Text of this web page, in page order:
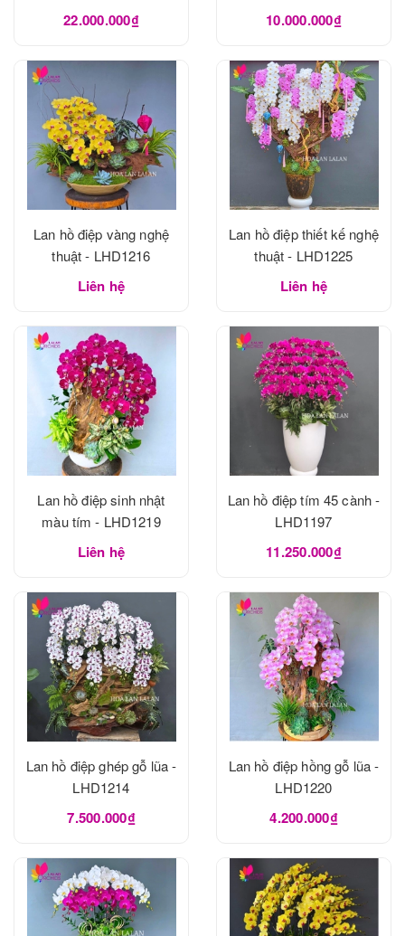
22.000.000₫ 10.000.000₫
Lan hồ điệp vàng nghệ
thuật - LHD1216
Liên hệ
Lan hồ điệp thiết kế nghệ
thuật - LHD1225
Liên hệ
Lan hồ điệp sinh nhật
màu tím - LHD1219
Liên hệ
Lan hồ điệp tím 45 cành -
LHD1197
11.250.000₫
Lan hồ điệp ghép gỗ lũa -
LHD1214
7.500.000₫
Lan hồ điệp hồng gỗ lũa -
LHD1220
4.200.000₫